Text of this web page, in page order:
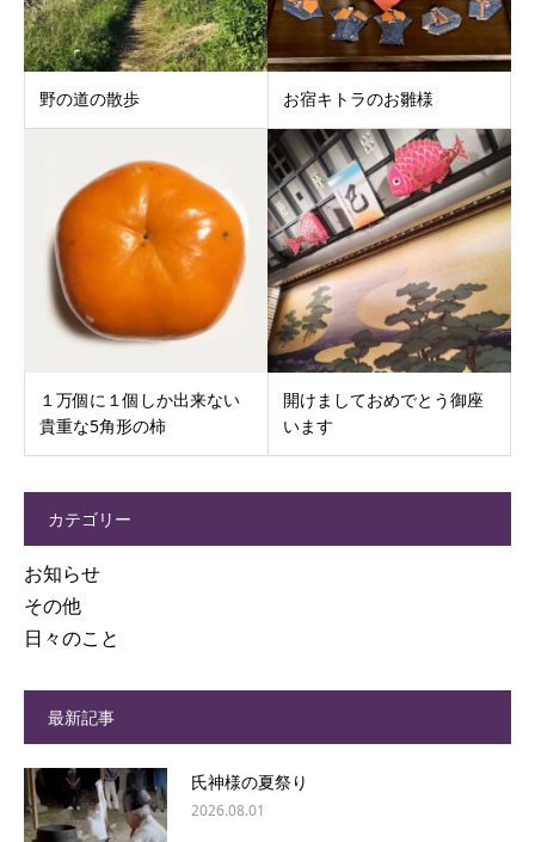
野の道の散歩 お宿キトラのお雛様
１万個に１個しか出来ない
貴重な5角形の柿
開けましておめでとう御座
います
カテゴリー
お知らせ
その他
日々のこと
最新記事
氏神様の夏祭り
2026.08.01